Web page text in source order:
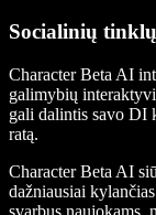
Socialinių
Character Beta AI
galimybių
gali dalintis savo DI
ratą.
Character Beta AI
dažniausiai
svarbus naujokams,